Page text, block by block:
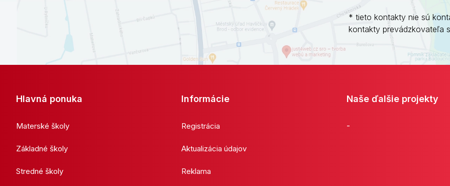
* tieto kontakty nie sú
kontakty prevádzkovateľa
Hlavná ponuka
Materské školy
Základné školy
Stredné školy
Informácie
Registrácia
Aktualizácia údajov
Reklama
Naše ďalšie projekty
-